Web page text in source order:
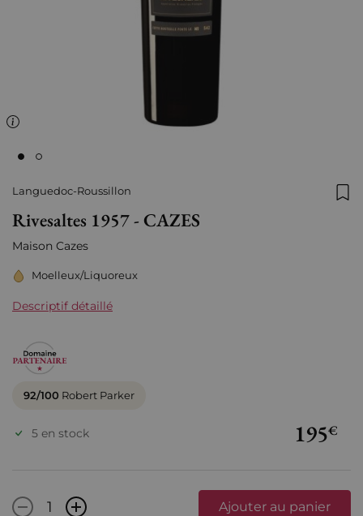
Languedoc-Roussillon
Rivesaltes 1957 - CAZES
Maison Cazes
Moelleux/Liquoreux
Descriptif détaillé
92/100 Robert Parker
195€
5 en stock
- + Ajouter au panier